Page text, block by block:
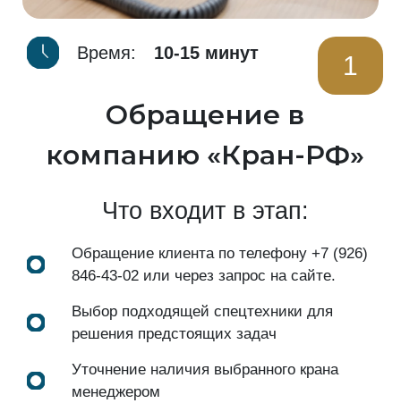
Время: 10-15 минут 1
Обращение в
компанию «Кран-РФ»
Что входит в этап:
Обращение клиента по телефону +7 (926)
846-43-02 или через запрос на сайте.
Выбор подходящей спецтехники для
решения предстоящих задач
Уточнение наличия выбранного крана
менеджером